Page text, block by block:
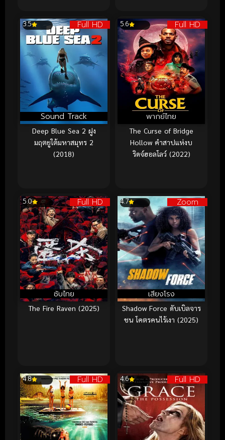
Full HD
Sound Track
3.5
Deep Blue Sea 2 ฝูง
มฤตยูใต้มหาสมุทร 2
(2018)
Full HD
พากย์ไทย
5.6
The Curse of Bridge
Hollow คำสาปแห่งบ
ริดจ์ฮอลโลว์ (2022)
Full HD
ซับไทย
5.0
The Fire Raven (2025)
Zoom
เสียงโรง
4.7
Shadow Force ดับเบิลจาร
ชน โคตรคนไร้เงา (2025)
Full HD
4.8 Full HD
4.6